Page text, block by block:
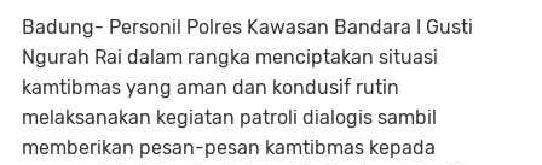
Badung- Personil Polres Kawasan Bandara I Gusti
Ngurah Rai dalam rangka menciptakan situasi
kamtibmas yang aman dan kondusif rutin
melaksanakan kegiatan patroli dialogis sambil
memberikan pesan-pesan kamtibmas kepada